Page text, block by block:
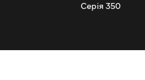
Серія 350